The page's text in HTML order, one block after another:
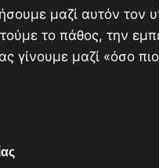
μαζί αυτόν τον
το πάθος, την
γίνουμε μαζί «όσο